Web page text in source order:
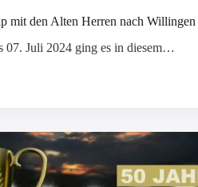
mit den Alten Herren nach Willingen
07. Juli 2024 ging es in diesem…